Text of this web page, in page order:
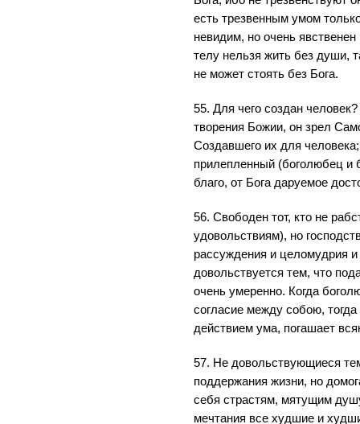
есть трезвенным умом
невидим, но очень
телу нельзя жить без души,
не может стоять без Бога.
55. Для чего создан
творения Божии, он зрел
Создавшего их для
прилепленный (боголюбец и
благо, от Бога даруемое
56. Свободен тот, кто не
удовольствиям), но
рассуждения и целомудрия
довольствуется тем, что
очень умеренно. Когда
согласие между собою,
действием ума, погашает
57. Не довольствующиеся
поддержания жизни, но
себя страстям, мятущим
мечтания все худшие и